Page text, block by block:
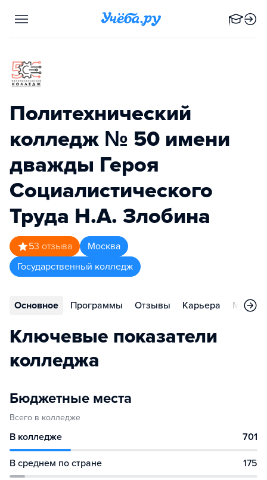
Политехнический
колледж № 50 имени
дважды Героя
Социалистического
Труда Н.А. Злобина
53 отзыва
Москва
Государственный колледж
Основное Программы Отзывы Карьера
Ключевые показатели
колледжа
Бюджетные места
Всего в колледже
В колледже 701
В среднем по стране 175